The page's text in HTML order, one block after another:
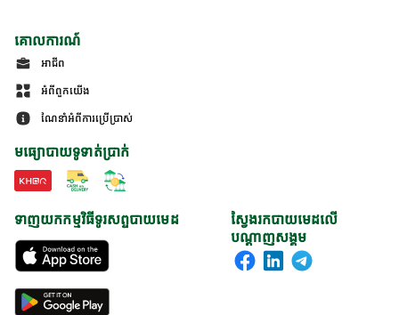
គោលការណ៍
អាជីព
អំពីពួកយើង
ណែនាំអំពីការប្រើប្រាស់
មធ្យោបាយទូទាត់ប្រាក់
ស្វែងរកបាយមេដលើ
បណ្តាញសង្គម
ទាញយកកម្មវិធីទូរសព្ទបាយមេដ